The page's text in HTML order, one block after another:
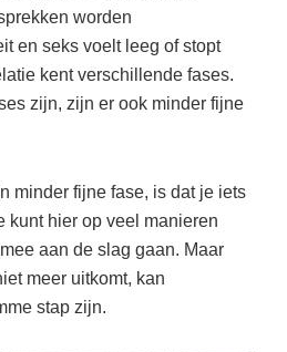
worden
en seks voelt leeg of stopt
kent verschillende fases.
zijn, zijn er ook minder fijne
minder fijne fase, is dat je iets
kunt hier op veel manieren
aan de slag gaan. Maar
meer uitkomt, kan
stap zijn.